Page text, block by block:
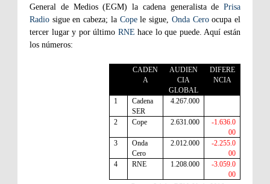
General de Medios (EGM) la cadena generalista de Prisa
Radio sigue en cabeza; la Copele sigue, Onda Ceroocupa el
tercer lugar y por último RNE hace lo que puede. Aquí están
los números:
CADEN
A
AUDIEN
CIA
GLOBAL
DIFERE
NCIA
1
Cadena
SER
4.267.000
2 Cope 2.631.000
-1.636.0
00
3
Onda
Cero
2.012.000
-2.255.0
00
4
RNE 1.208.000
-3.059.0
00